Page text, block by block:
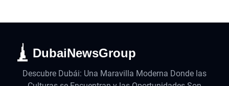
DubaiNewsGroup
Descubre Dubái: Una Maravilla Moderna Donde las